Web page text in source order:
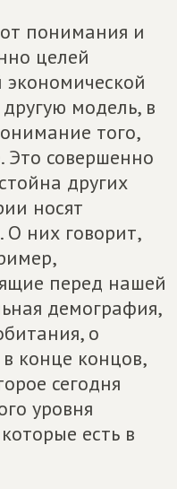
понимания и
целей
модель, в
того,
Это совершенно
других
носят
О них говорит,
перед нашей
демография,
о
конце концов,
сегодня
уровня
есть в